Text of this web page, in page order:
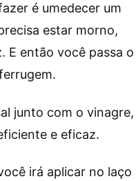
é umedecer um
estar morno,
E então você passa o
junto com o vinagre,
e eficaz.
irá aplicar no laço